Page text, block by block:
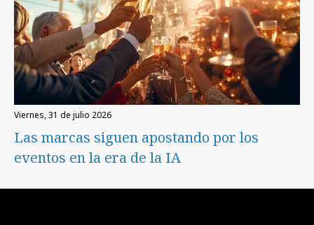
viernes, 31 de julio 2026
Las marcas siguen apostando por los
eventos en la era de la IA